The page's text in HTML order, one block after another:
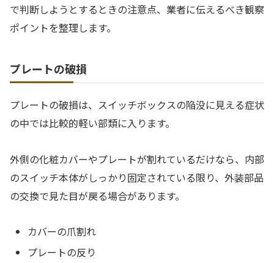
で判断しようとするときの注意点、業者に伝えるべき観察
ポイントを整理します。
プレートの破損
プレートの破損は、スイッチボックスの陥没に見える症状
の中では比較的軽い部類に入ります。
外側の化粧カバーやプレートが割れているだけなら、内部
のスイッチ本体がしっかり固定されている限り、外装部品
の交換で見た目が戻る場合があります。
カバーの爪割れ
プレートの反り